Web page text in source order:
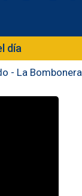
día
- La Bombonera